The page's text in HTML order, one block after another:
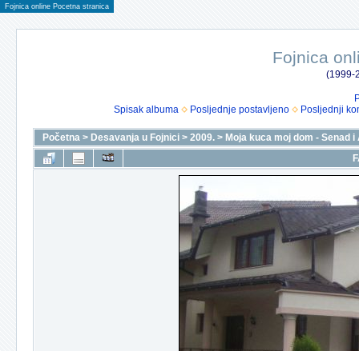
Fojnica online Pocetna stranica
Fojnica
(1999-
Spisak albuma
Posljednje postavljeno Posljednji
Početna > Desavanja u Fojnici > 2009. > Moja kuca moj dom - Senad